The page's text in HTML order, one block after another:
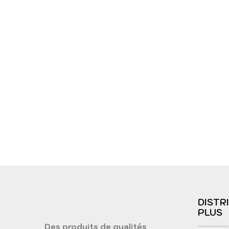
Des produits de qualités
PLUS